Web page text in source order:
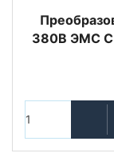
380В ЭМС